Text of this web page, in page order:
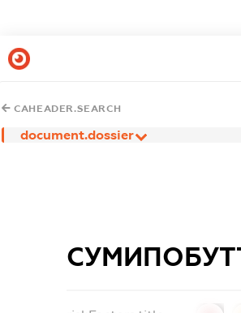
CAHEADER.SEARCH
document.dossier